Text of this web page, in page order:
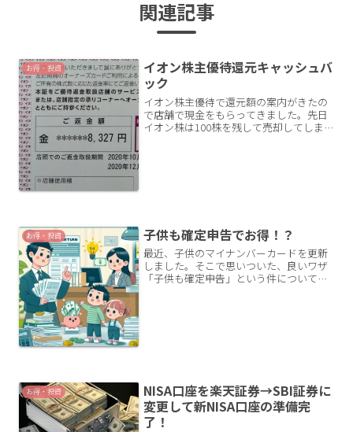
関連記事
お得・投資
イオン株主優待還元キャッシュバ
ック
イオン株主優待で還元額の案内がきたの
で店舗で現金をもらってきました。先日
イオン株は100株を残して売却してしま
お得・投資 子供も確定申告でお得！？
最近、子供のマイナンバーカードを更新
しました。そこで思いついた、良いワザ
「子供も確定申告」という件について記
お得・投資
NISA口座を楽天証券→SBI証券に
変更して新NISA口座の準備完
了！